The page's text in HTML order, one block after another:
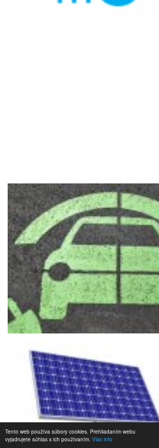
Tento web používa súbory cookies. Prehliadaním webu
vyjadrujete súhlas s ich používaním. Viac info